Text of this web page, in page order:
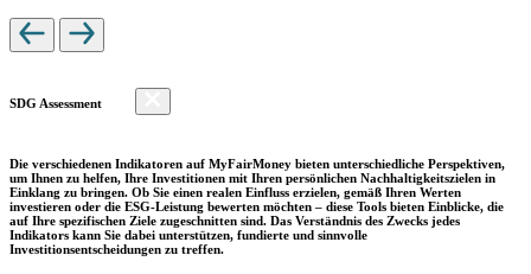
SDG Assessment
Die verschiedenen Indikatoren auf MyFairMoney bieten unterschiedliche Perspektiven,
um Ihnen zu helfen, Ihre Investitionen mit Ihren persönlichen Nachhaltigkeitszielen in
Einklang zu bringen. Ob Sie einen realen Einfluss erzielen, gemäß Ihren Werten
investieren oder die ESG-Leistung bewerten möchten – diese Tools bieten Einblicke, die
auf Ihre spezifischen Ziele zugeschnitten sind. Das Verständnis des Zwecks jedes
Indikators kann Sie dabei unterstützen, fundierte und sinnvolle
Investitionsentscheidungen zu treffen.